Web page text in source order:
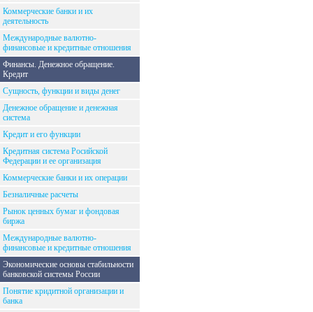
Коммерческие банки и их
деятельность
Международные валютно-
финансовые и кредитные отношения
Финансы. Денежное обращение.
Кредит
Сущность, функции и виды денег
Денежное обращение и денежная
система
Кредит и его функции
Кредитная система Росийской
Федерации и ее организация
Коммерческие банки и их операции
Безналичные расчеты
Рынок ценных бумаг и фондовая
биржа
Международные валютно-
финансовые и кредитные отношения
Экономические основы стабильности
банковской системы России
Понятие кридитной организации и
банка